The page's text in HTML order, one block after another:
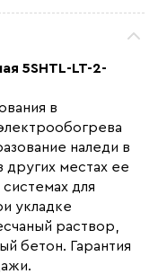
кровли, Для открытых
В стяжку, Внутренний,
Наружный
+80
5SHTL-LT-2-
в
наледи в
других местах ее
для
укладке
раствор,
бетон. Гарантия